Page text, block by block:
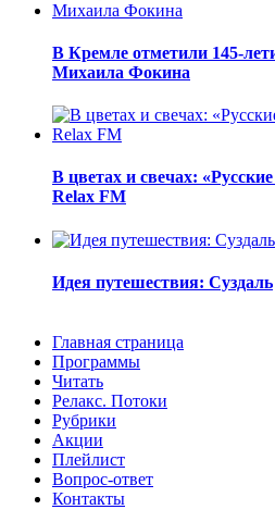
В Кремле отметили 145-
Михаила Фокина
В цветах и свечах:
Relax FM
Идея путешествия: Суздаль
Главная страница
Программы
Читать
Релакс. Потоки
Рубрики
Акции
Плейлист
Вопрос-ответ
Контакты